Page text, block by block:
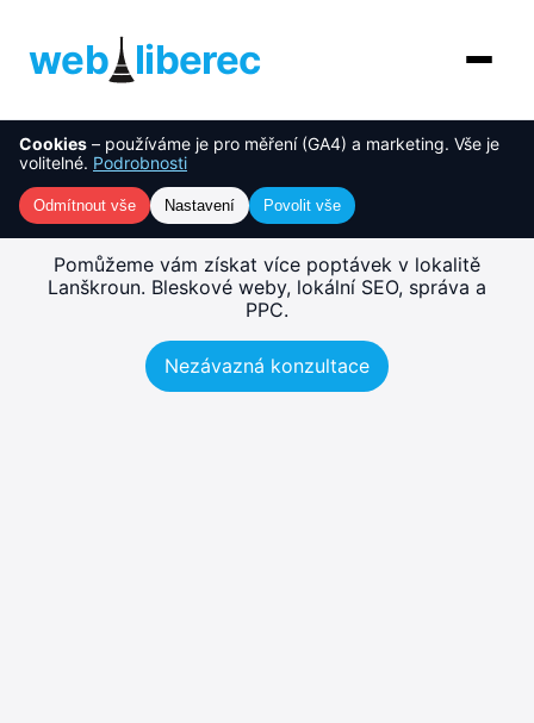
web liberec
O nás
Služby
NOVINKA
AI řešení
Cookies – používáme je pro měření (GA4) a marketing. Vše je
volitelné. Podrobnosti
Odmítnout vše Nastavení Povolit vše
Tvorba webu Lanškroun –
rychlé, SEO-ready weby
Pomůžeme vám získat více poptávek v lokalitě
Lanškroun. Bleskové weby, lokální SEO, správa a
PPC.
Nezávazná konzultace